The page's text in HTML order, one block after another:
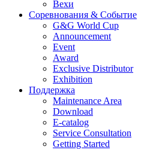
Вехи
Соревнования & Событие
G&G World Cup
Announcement
Event
Award
Exclusive Distributor
Exhibition
Поддержка
Maintenance Area
Download
E-catalog
Service Consultation
Getting Started